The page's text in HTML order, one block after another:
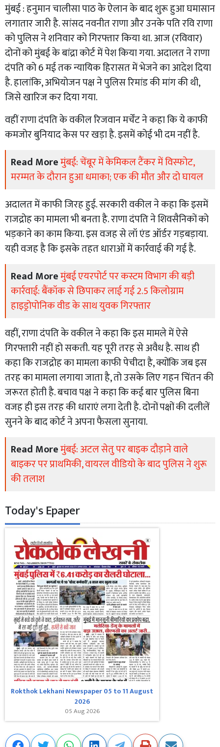
मुंबई : हनुमान चालीसा पाठ के ऐलान के बाद शुरू हुआ घमासान
लगातार जारी है. सांसद नवनीत राणा और उनके पति रवि राणा
को पुलिस ने शनिवार को गिरफ्तार किया था. आज (रविवार)
दोनों को मुंबई के बांद्रा कोर्ट में पेश किया गया. अदालत ने राणा
दंपति को 6 मई तक न्यायिक हिरासत में भेजने का आदेश दिया
है. हालांकि, अभियोजन पक्ष ने पुलिस रिमांड की मांग की थी,
जिसे खारिज कर दिया गया.
वहीं राणा दंपति के वकील रिजवान मर्चेंट ने कहा कि ये काफी
कमजोर बुनियाद केस पर खड़ा है. इसमें कोई भी दम नहीं है.
Read Moreमुंबई: चेंबूर में केमिकल टैंकर में विस्फोट,
मरम्मत के दौरान हुआ धमाका; एक की मौत और दो घायल
अदालत में काफी जिरह हुई. सरकारी वकील ने कहा कि इसमें
राजद्रोह का मामला भी बनता है. राणा दंपति ने शिवसैनिकों को
भड़काने का काम किया. इस वजह से लॉ एंड ऑर्डर गड़बड़ाया.
यही वजह है कि इसके तहत धाराओं में कार्रवाई की गई है.
Read Moreमुंबई एयरपोर्ट पर कस्टम विभाग की बड़ी
कार्रवाई: बैंकॉक से छिपाकर लाई गई 2.5 किलोग्राम
हाइड्रोपोनिक वीड के साथ युवक गिरफ्तार
वहीं, राणा दंपति के वकील ने कहा कि इस मामले में ऐसे
गिरफ्तारी नहीं हो सकती. यह पूरी तरह से अवैध है. साथ ही
कहा कि राजद्रोह का मामला काफी पेचीदा है, क्योंकि जब इस
तरह का मामला लगाया जाता है, तो उसके लिए गहन चिंतन की
जरूरत होती है. बचाव पक्ष ने कहा कि कई बार पुलिस बिना
वजह ही इस तरह की धाराएं लगा देती है. दोनों पक्षों की दलीलें
सुनने के बाद कोर्ट ने अपना फैसला सुनाया.
Read Moreमुंबई: अटल सेतु पर बाइक दौड़ाने वाले
बाइकर पर प्राथमिकी, वायरल वीडियो के बाद पुलिस ने शुरू
की तलाश
Today's Epaper
Rokthok Lekhani Newspaper 05 to 11 August
2026
05 Aug 2026